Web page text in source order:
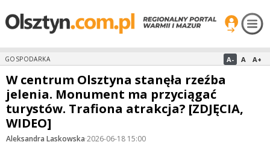
GOSPODARKA A- A A+
W centrum Olsztyna stanęła rzeźba
jelenia. Monument ma przyciągać
turystów. Trafiona atrakcja? [ZDJĘCIA,
WIDEO]
Aleksandra Laskowska·2026-06-18 15:00